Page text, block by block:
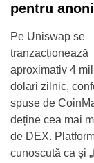
pentru
Pe Uniswap se
tranzacționează
aproximativ 4
dolari zilnic,
spuse de
deține cea mai
de DEX.
cunoscută ca și